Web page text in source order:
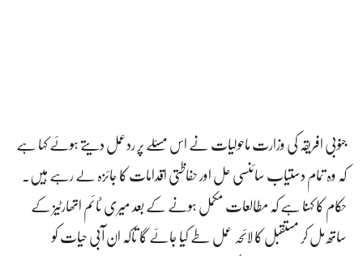
جنوبی افریقہ کی وزارت ماحولیات نے اس مسئلے پر ردعمل دیتے ہوئے کہا ہے
کہ وہ تمام دستیاب سائنسی حل اور حفاظتی اقدامات کا جائزہ لے رہے ہیں۔
حکام کا کہنا ہے کہ مطالعات مکمل ہونے کے بعد میری ٹائم اتھارٹیز کے
ساتھ مل کر مستقبل کا لائحہ عمل طے کیا جائے گا تاکہ ان آبی حیات کو